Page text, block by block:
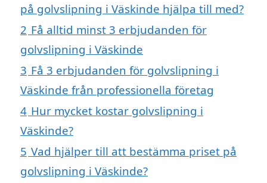
på golvslipning i Väskinde hjälpa till med?
2 Få alltid minst 3 erbjudanden för
golvslipning i Väskinde
3 Få 3 erbjudanden för golvslipning i
Väskinde från professionella företag
4 Hur mycket kostar golvslipning i
Väskinde?
5 Vad hjälper till att bestämma priset på
golvslipning i Väskinde?